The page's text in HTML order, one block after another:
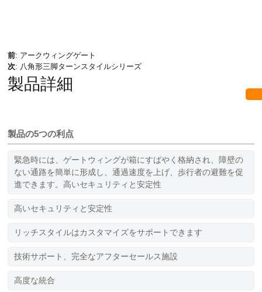
前: アークウィングゲート
次: 八角形三脚ターンスタイルシリーズ
製品詳細
製品の5つの利点
緊急時には、ゲートウィングが箱にすばやく格納され、障壁の
ない通路を簡単に形成し、通過速度を上げ、歩行者の避難を促
進できます。高いセキュリティと安定性
高いセキュリティと安定性
リッチスタイルはカスタマイズをサポートできます
技術サポート、完全なアフターセールス施設
高度な統合